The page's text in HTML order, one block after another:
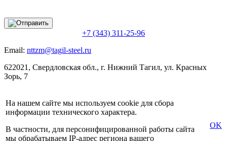
+7 (343) 311-25-96
Email: nttzm@tagil-steel.ru
622021, Свердловская обл., г. Нижний Тагил, ул. Красных
Зорь, 7
На нашем сайте мы используем cookie для сбора
информации технического характера.
В частности, для персонифицированной работы сайта
мы обрабатываем IP-адрес региона вашего
OK